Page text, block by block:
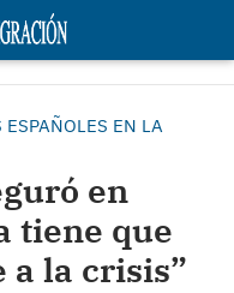
EN LA
en
tiene que
a la crisis”